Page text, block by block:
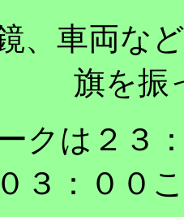
、車両な
旗を振
クは２３
０３：００